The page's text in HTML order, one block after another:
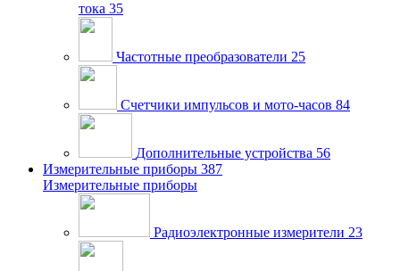
тока 35
Частотные преобразователи 25
Счетчики импульсов и мото-часов 84
Дополнительные устройства 56
Измерительные приборы 387
Измерительные приборы
Радиоэлектронные измерители 23